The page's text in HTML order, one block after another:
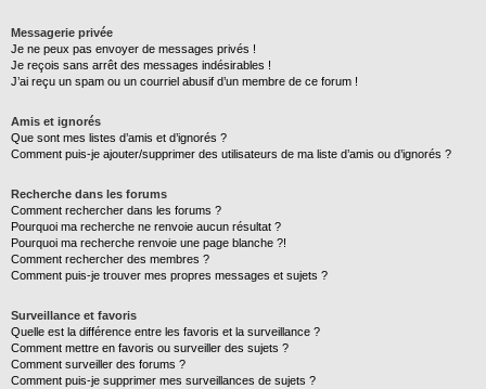
Messagerie privée
Je ne peux pas envoyer de messages privés !
Je reçois sans arrêt des messages indésirables !
J’ai reçu un spam ou un courriel abusif d’un membre de ce forum !
Amis et ignorés
Que sont mes listes d’amis et d’ignorés ?
Comment puis-je ajouter/supprimer des utilisateurs de ma liste d’amis ou d’ignorés ?
Recherche dans les forums
Comment rechercher dans les forums ?
Pourquoi ma recherche ne renvoie aucun résultat ?
Pourquoi ma recherche renvoie une page blanche ?!
Comment rechercher des membres ?
Comment puis-je trouver mes propres messages et sujets ?
Surveillance et favoris
Quelle est la différence entre les favoris et la surveillance ?
Comment mettre en favoris ou surveiller des sujets ?
Comment surveiller des forums ?
Comment puis-je supprimer mes surveillances de sujets ?